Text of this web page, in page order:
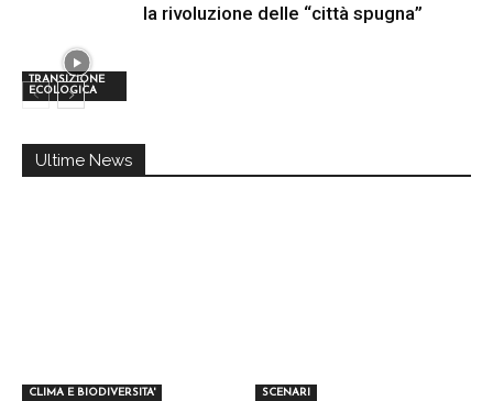
TRANSIZIONE
ECOLOGICA
la rivoluzione delle “città spugna”
Ultime News
CLIMA E BIODIVERSITA' SCENARI